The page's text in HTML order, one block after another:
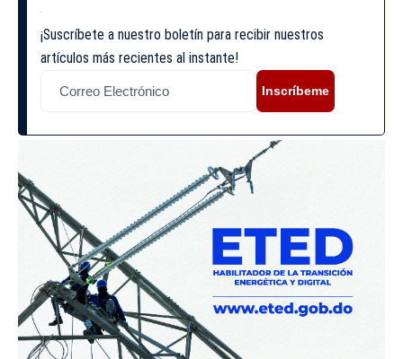
¡Suscríbete a nuestro boletín para recibir nuestros
artículos más recientes al instante!
Inscríbeme